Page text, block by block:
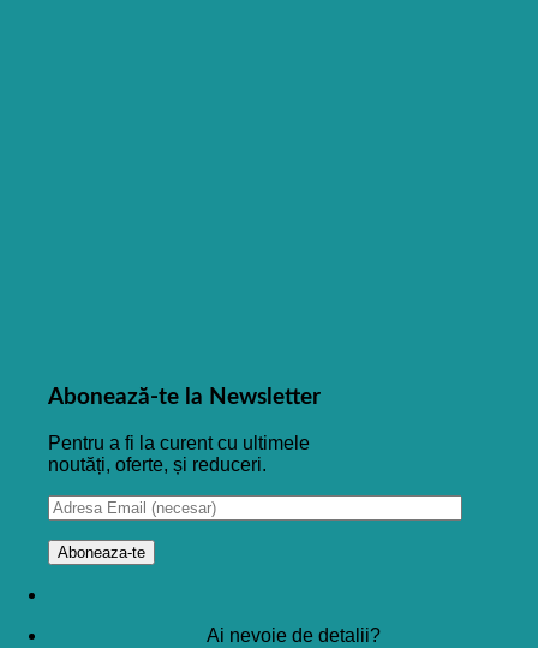
Abonează-te la Newsletter
Pentru a fi la curent cu ultimele
noutăți, oferte, și reduceri.
Ai nevoie de detalii?